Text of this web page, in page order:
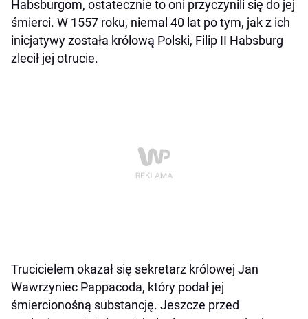
Habsburgom, ostatecznie to oni przyczynili się do jej
śmierci. W 1557 roku, niemal 40 lat po tym, jak z ich
inicjatywy została królową Polski, Filip II Habsburg
zlecił jej otrucie.
Trucicielem okazał się sekretarz królowej Jan
Wawrzyniec Pappacoda, który podał jej
śmiercionośną substancję. Jeszcze przed